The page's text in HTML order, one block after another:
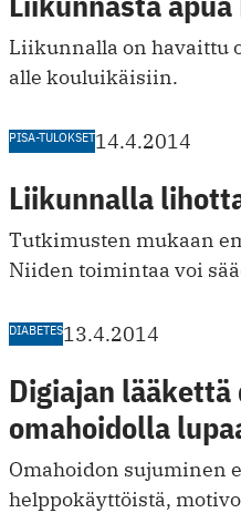
Liikunnalla on havaittu
alle kouluikäisiin.
PISA-TULOKSET14.4.2014
Liikunnalla
Tutkimusten mukaan
Niiden toimintaa voi
DIABETES13.4.2014
Digiajan
omahoidolla
Omahoidon sujuminen
helppokäyttöistä,